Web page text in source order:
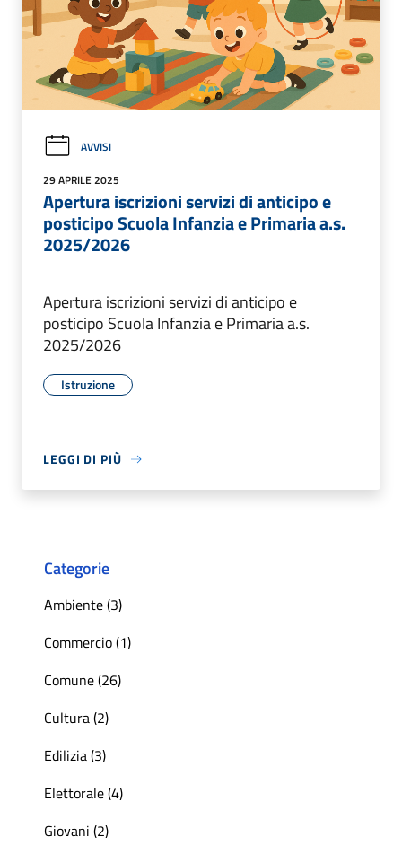
AVVISI
29 APRILE 2025
Apertura iscrizioni servizi di anticipo e
posticipo Scuola Infanzia e Primaria a.s.
2025/2026
Apertura iscrizioni servizi di anticipo e
posticipo Scuola Infanzia e Primaria a.s.
2025/2026
Istruzione
LEGGI DI PIÙ
Categorie
Ambiente (3)
Commercio (1)
Comune (26)
Cultura (2)
Edilizia (3)
Elettorale (4)
Giovani (2)